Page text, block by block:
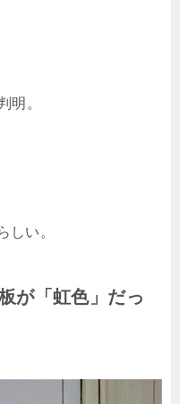
明。
しい。
が「虹色」だっ